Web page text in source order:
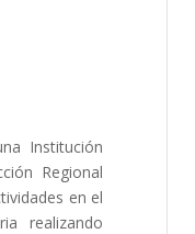
Institución
Regional
en el
realizando